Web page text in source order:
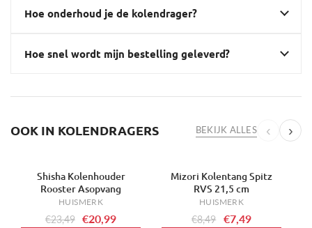
Hoe onderhoud je de kolendrager?
Hoe snel wordt mijn bestelling geleverd?
OOK IN KOLENDRAGERS BEKIJK ALLES ‹ ›
-11%Shisha Kolenhouder
Rooster Asopvang
HUISMERK
€23,49 €20,99
-12%
Mizori Kolentang Spitz
RVS 21,5 cm
HUISMERK
€8,49 €7,49